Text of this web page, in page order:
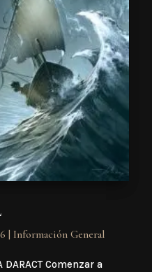
| Información General
DARACT Comenzar a